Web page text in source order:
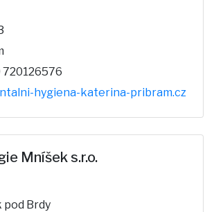
720126576
hygiena-katerina-pribram.cz
Mníšek s.r.o.
pod Brdy